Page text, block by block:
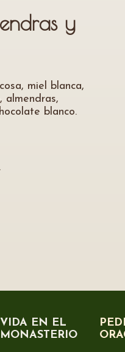
y
miel blanca,
almendras,
blanco.
VIDA EN EL
MONASTERIO